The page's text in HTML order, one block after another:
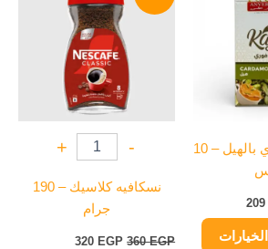
شاي كرك فوري بالهيل – 10
209
خلال
-
+
نسكافيه كلاسيك – 190
جرام
360EGP
360 EGP.
320 EGP
320 EGP.